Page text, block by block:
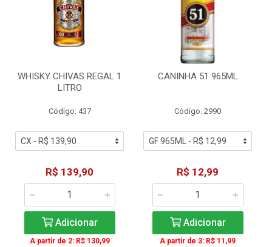
WHISKY CHIVAS REGAL 1
LITRO
Código: 437
R$ 139,90
Adicionar
A partir de 2: R$ 130,99
CANINHA 51 965ML
Código: 2990
R$ 12,99
Adicionar
A partir de 3: R$ 11,99